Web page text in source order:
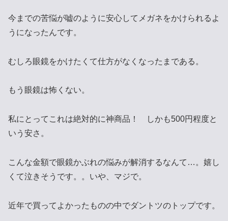
今までの苦悩が嘘のように安心してメガネをかけられるよ
うになったんです。
むしろ眼鏡をかけたくて仕方がなくなったまである。
もう眼鏡は怖くない。
私にとってこれは絶対的に神商品！ しかも500円程度と
いう安さ。
こんな金額で眼鏡かぶれの悩みが解消するなんて…。嬉し
くて泣きそうです。。いや、マジで。
近年で買ってよかったものの中でダントツのトップです。